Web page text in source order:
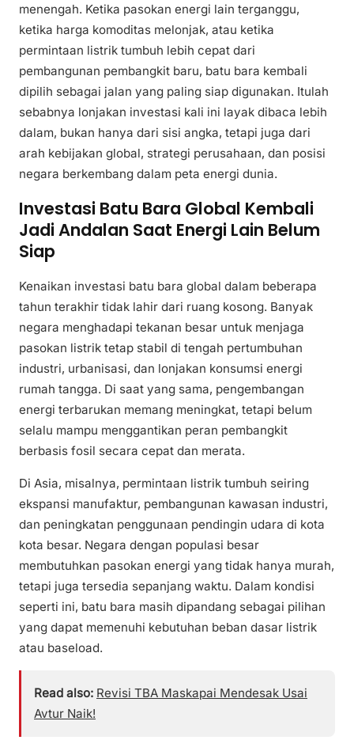
menengah. Ketika pasokan energi lain terganggu,
ketika harga komoditas melonjak, atau ketika
permintaan listrik tumbuh lebih cepat dari
pembangunan pembangkit baru, batu bara kembali
dipilih sebagai jalan yang paling siap digunakan. Itulah
sebabnya lonjakan investasi kali ini layak dibaca lebih
dalam, bukan hanya dari sisi angka, tetapi juga dari
arah kebijakan global, strategi perusahaan, dan posisi
negara berkembang dalam peta energi dunia.
Investasi Batu Bara Global Kembali
Jadi Andalan Saat Energi Lain Belum
Siap
Kenaikan investasi batu bara global dalam beberapa
tahun terakhir tidak lahir dari ruang kosong. Banyak
negara menghadapi tekanan besar untuk menjaga
pasokan listrik tetap stabil di tengah pertumbuhan
industri, urbanisasi, dan lonjakan konsumsi energi
rumah tangga. Di saat yang sama, pengembangan
energi terbarukan memang meningkat, tetapi belum
selalu mampu menggantikan peran pembangkit
berbasis fosil secara cepat dan merata.
Di Asia, misalnya, permintaan listrik tumbuh seiring
ekspansi manufaktur, pembangunan kawasan industri,
dan peningkatan penggunaan pendingin udara di kota
kota besar. Negara dengan populasi besar
membutuhkan pasokan energi yang tidak hanya murah,
tetapi juga tersedia sepanjang waktu. Dalam kondisi
seperti ini, batu bara masih dipandang sebagai pilihan
yang dapat memenuhi kebutuhan beban dasar listrik
atau baseload.
Read also: Revisi TBA Maskapai Mendesak Usai
Avtur Naik!